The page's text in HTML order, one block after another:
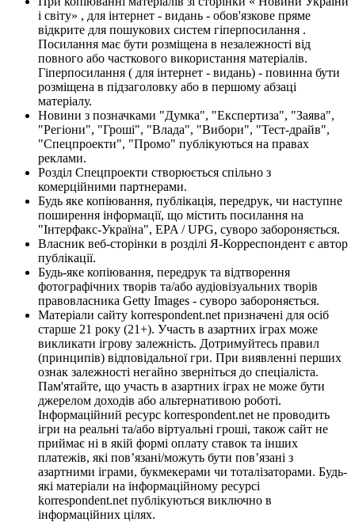
і світу» , для інтернет - видань - обов'язкове пряме
відкрите для пошукових систем гіперпосилання .
Посилання має бути розміщена в незалежності від
повного або часткового використання матеріалів.
Гіперпосилання ( для інтернет - видань) - повинна бути
розміщена в підзаголовку або в першому абзаці
матеріалу.
Новини з позначками "Думка", "Експертиза", "Заява",
"Регіони", "Гроші", "Влада", "Вибори", "Тест-драйв",
"Спецпроекти", "Промо" публікуються на правах
реклами.
Розділ Спецпроекти створюється спільно з
комерційними партнерами.
Будь яке копіювання, публікація, передрук, чи наступне
поширення інформації, що містить посилання на
"Інтерфакс-Україна", EPA / UPG, суворо забороняється.
Власник веб-сторінки в розділі Я-Корреспондент є автор
публікації.
Будь-яке копіювання, передрук та відтворення
фотографічних творів та/або аудіовізуальних творів
правовласника Getty Images - суворо забороняється.
Матеріали сайту korrespondent.net призначені для осіб
старше 21 року (21+). Участь в азартних іграх може
викликати ігрову залежність. Дотримуйтесь правил
(принципів) відповідальної гри. При виявленні перших
ознак залежності негайно зверніться до спеціаліста.
Пам'ятайте, що участь в азартних іграх не може бути
джерелом доходів або альтернативою роботі.
Інформаційний ресурс korrespondent.net не проводить
ігри на реальні та/або віртуальні гроші, також сайт не
приймає ні в якій формі оплату ставок та інших
платежів, які пов’язані/можуть бути пов’язані з
азартними іграми, букмекерами чи тоталізаторами. Будь-
які матеріали на інформаційному ресурсі
korrespondent.net публікуються виключно в
інформаційних цілях.